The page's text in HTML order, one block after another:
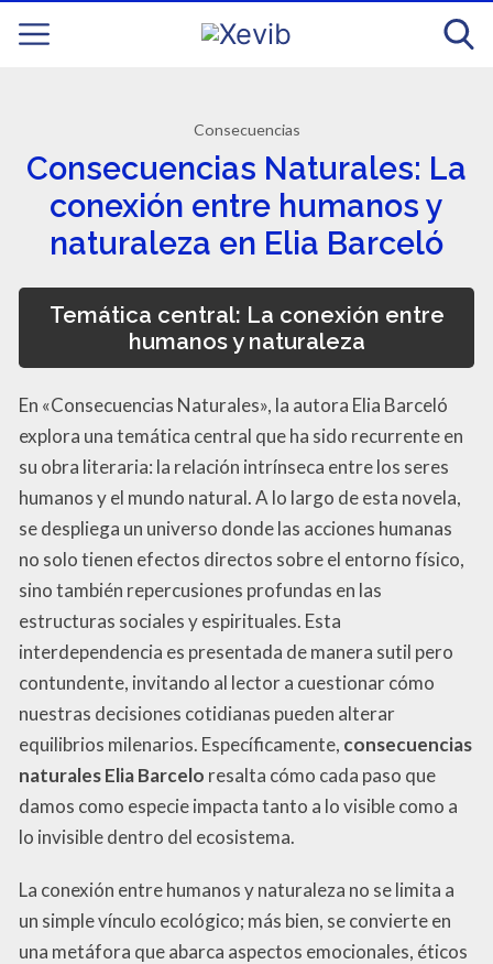
Consecuencias
Consecuencias Naturales: La
conexión entre humanos y
naturaleza en Elia Barceló
Temática central: La conexión entre
humanos y naturaleza
En «Consecuencias Naturales», la autora Elia Barceló
explora una temática central que ha sido recurrente en
su obra literaria: la relación intrínseca entre los seres
humanos y el mundo natural. A lo largo de esta novela,
se despliega un universo donde las acciones humanas
no solo tienen efectos directos sobre el entorno físico,
sino también repercusiones profundas en las
estructuras sociales y espirituales. Esta
interdependencia es presentada de manera sutil pero
contundente, invitando al lector a cuestionar cómo
nuestras decisiones cotidianas pueden alterar
equilibrios milenarios. Específicamente, consecuencias
naturales Elia Barcelo resalta cómo cada paso que
damos como especie impacta tanto a lo visible como a
lo invisible dentro del ecosistema.
La conexión entre humanos y naturaleza no se limita a
un simple vínculo ecológico; más bien, se convierte en
una metáfora que abarca aspectos emocionales, éticos